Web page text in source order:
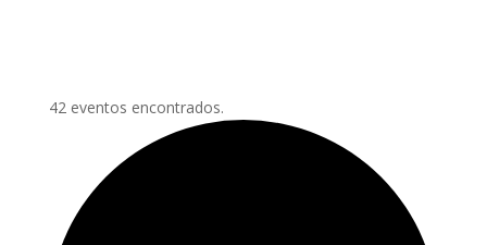
42 eventos encontrados.